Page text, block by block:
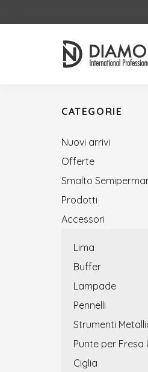
CATEGORIE
Nuovi arrivi
Offerte
Smalto
Prodotti
Accessori
Lima
Buffer
Lampade
Pennelli
Strumenti
Punte per Fresa
Ciglia